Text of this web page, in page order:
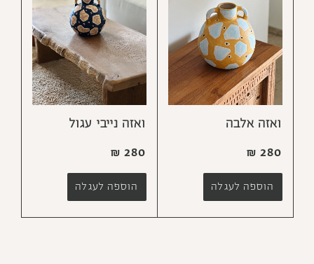
ואזה אלבה
₪ 280
הוספה לעגלה
ואזה נייבי עגול
₪ 280
הוספה לעגלה